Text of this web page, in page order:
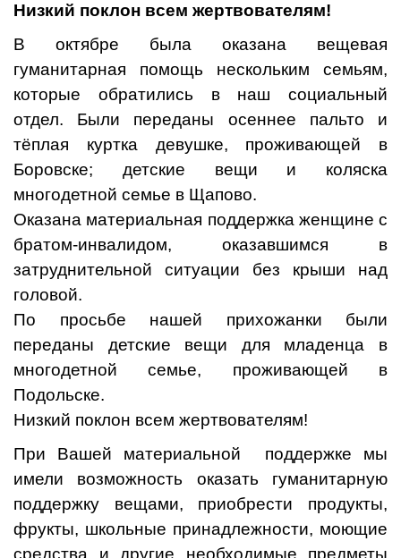
Низкий поклон всем жертвователям!
В октябре была оказана вещевая
гуманитарная помощь нескольким семьям,
которые обратились в наш социальный
отдел. Были переданы осеннее пальто и
тёплая куртка девушке, проживающей в
Боровске; детские вещи и коляска
многодетной семье в Щапово.
Оказана материальная поддержка женщине с
братом-инвалидом, оказавшимся в
затруднительной ситуации без крыши над
головой.
По просьбе нашей прихожанки были
переданы детские вещи для младенца в
многодетной семье, проживающей в
Подольске.
Низкий поклон всем жертвователям!
При Вашей материальной поддержке мы
имели возможность оказать гуманитарную
поддержку вещами, приобрести продукты,
фрукты, школьные принадлежности, моющие